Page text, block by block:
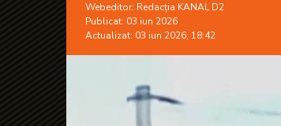
Webeditor: Redacția KANAL D2
Publicat: 03 iun 2026
Actualizat: 03 iun 2026, 18:42